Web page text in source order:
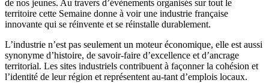
de nos jeunes. Au travers d’évènements organisés sur tout le
territoire cette Semaine donne à voir une industrie française
innovante qui se réinvente et se réinstalle durablement.
L’industrie n’est pas seulement un moteur économique, elle est aussi
synonyme d’histoire, de savoir-faire d’excellence et d’ancrage
territorial. Les sites industriels contribuent à façonner la cohésion et
l’identité de leur région et représentent au-tant d’emplois locaux.